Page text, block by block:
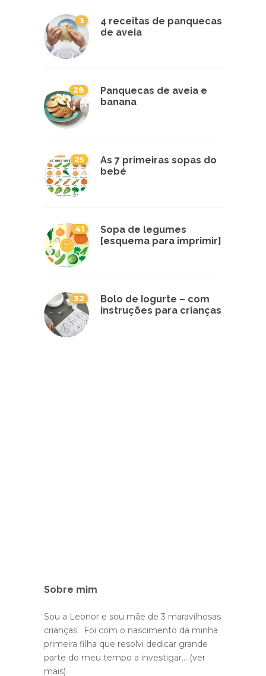
3
4 receitas de panquecas
de aveia
28
Panquecas de aveia e
banana
25
As 7 primeiras sopas do
bebé
41
Sopa de legumes
[esquema para imprimir]
32
Bolo de Iogurte – com
instruções para crianças
Sobre mim
Sou a Leonor e sou mãe de 3 maravilhosas
crianças. Foi com o nascimento da minha
primeira filha que resolvi dedicar grande
parte do meu tempo a investigar... (ver
mais)